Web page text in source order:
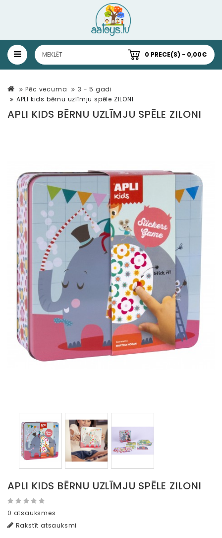
0 PRECE(S) - 0,00€
Pēc vecuma
3 - 5 gadi
APLI kids bērnu uzlīmju spēle ZILONI
APLI KIDS BĒRNU UZLĪMJU SPĒLE ZILONI
APLI KIDS BĒRNU UZLĪMJU SPĒLE ZILONI
0 atsauksmes
Rakstīt atsauksmi